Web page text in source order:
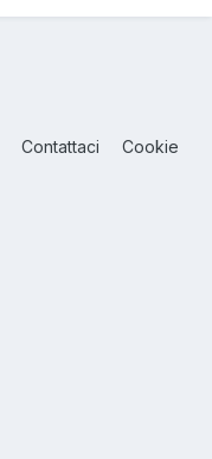
Contattaci Cookie